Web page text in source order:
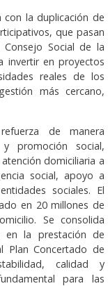
con la duplicación de
que pasan
Social de la
invertir en proyectos
reales de los
más cercano,
de manera
promoción social,
domiciliaria a
social, apoyo a
sociales. El
en 20 millones de
Se consolida
en la prestación de
Plan Concertado de
calidad y
para las